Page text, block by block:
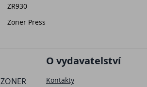
ZR930
Zoner Press
ZONER
O vydavatelství
Kontakty